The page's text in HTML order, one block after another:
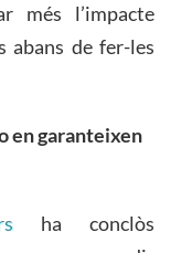
més l’impacte
abans de fer-les
en garanteixen
ha conclòs